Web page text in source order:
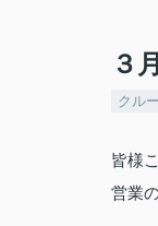
３
クル
皆様
営業